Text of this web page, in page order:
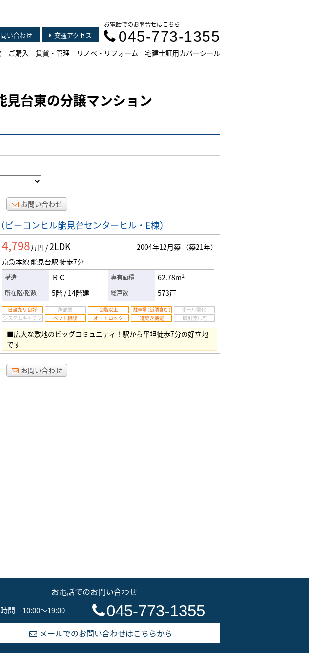
お電話でのお問合せはこちら
045-773-1355
い合わせ 交通アクセス
ご購入 賃貸・管理 リノベ・リフォーム 宅建士証用カバーシール
見台東の分譲マンション
お問い合わせ
ーコンヒル能見台センターヒル・E棟）
4,798万円 / 2LDK 2004年12月築 （築21年）
京急本線 能見台駅 徒歩7分
構造 ＲＣ 専有面積 62.78m2
所在階/階数 5階 /14階建 総戸数 573戸
■広大な敷地のビッグコミュニティ！駅から平坦徒歩7分の好立地
です
お問い合わせ
お電話でのお問い合わせ
間 10:00～19:00 045-773-1355
メールでのお問い合わせはこちらから